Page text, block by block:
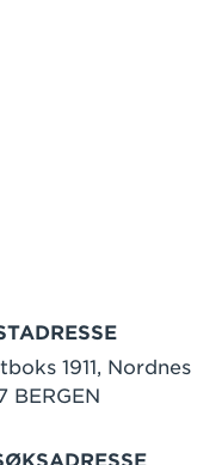
1911, Nordnes
BERGEN